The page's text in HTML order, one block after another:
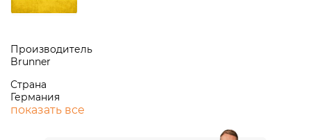
Производитель
Brunner
Страна
Германия
показать все